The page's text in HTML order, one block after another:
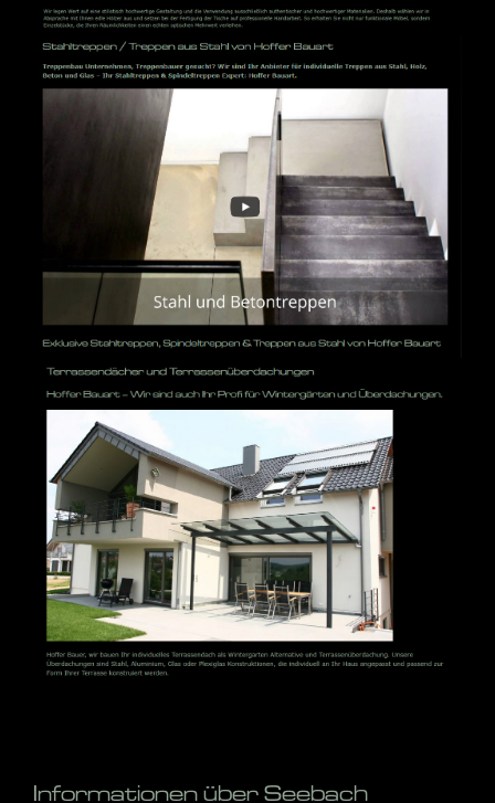
Informationen über Seebach